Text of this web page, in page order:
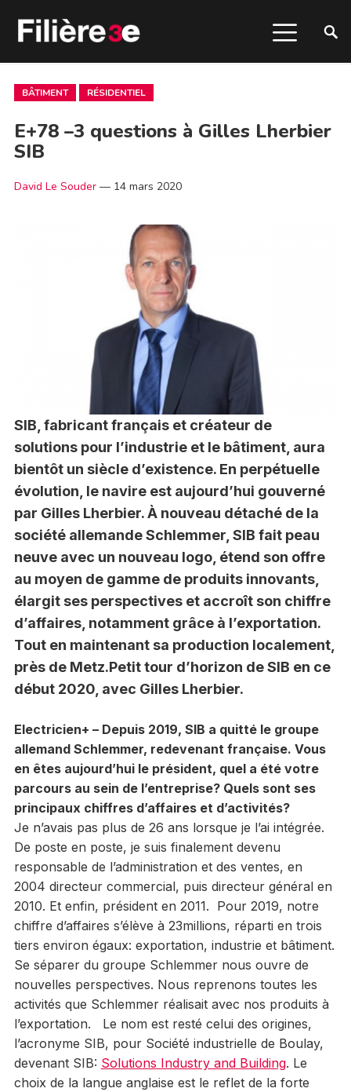
BÂTIMENT RÉSIDENTIEL
E+78 –3 questions à Gilles Lherbier
SIB
David Le Souder— 14 mars 2020
SIB, fabricant français et créateur de
solutions pour l’industrie et le bâtiment, aura
bientôt un siècle d’existence. En perpétuelle
évolution, le navire est aujourd’hui gouverné
par Gilles Lherbier. À nouveau détaché de la
société allemande Schlemmer, SIB fait peau
neuve avec un nouveau logo, étend son offre
au moyen de gamme de produits innovants,
élargit ses perspectives et accroît son chiffre
d’affaires, notamment grâce à l’exportation.
Tout en maintenant sa production localement,
près de Metz.Petit tour d’horizon de SIB en ce
début 2020, avec Gilles Lherbier.
Electricien+ – Depuis 2019, SIB a quitté le groupe
allemand Schlemmer, redevenant française. Vous
en êtes aujourd’hui le président, quel a été votre
parcours au sein de l’entreprise? Quels sont ses
principaux chiffres d’affaires et d’activités?
Je n’avais pas plus de 26 ans lorsque je l’ai intégrée.
De poste en poste, je suis finalement devenu
responsable de l’administration et des ventes, en
2004 directeur commercial, puis directeur général en
2010. Et enfin, président en 2011. Pour 2019, notre
chiffre d’affaires s’élève à 23millions, réparti en trois
tiers environ égaux: exportation, industrie et bâtiment.
Se séparer du groupe Schlemmer nous ouvre de
nouvelles perspectives. Nous reprenons toutes les
activités que Schlemmer réalisait avec nos produits à
l’exportation. Le nom est resté celui des origines,
l’acronyme SIB, pour Société industrielle de Boulay,
devenant SIB: Solutions Industry and Building. Le
choix de la langue anglaise est le reflet de la forte